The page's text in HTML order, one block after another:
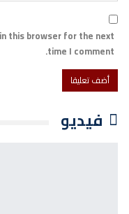
this browser for the next
time I comment.
فيديو